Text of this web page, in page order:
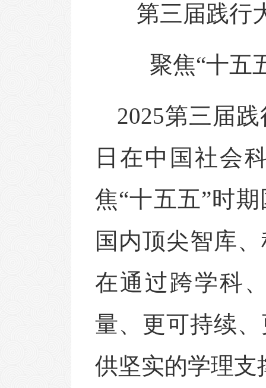
第三届践行
聚焦“十五
2025第三届
日在中国社会
焦“十五五”时
国内顶尖智库
在通过跨学科
量、更可持续
供坚实的学理支